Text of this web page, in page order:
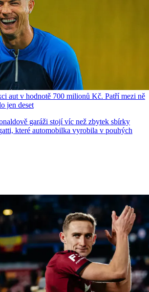
aut v hodnotě 700 milionů Kč. Patří mezi ně
jen deset
garáži stojí víc než zbytek sbírky
které automobilka vyrobila v pouhých